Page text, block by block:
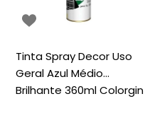
Tinta Spray Decor Uso
Geral Azul Médio
Brilhante 360ml Colorgin